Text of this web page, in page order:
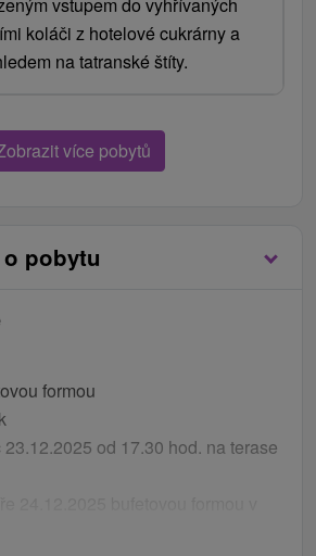
koláči z hotelové cukrárny a
na tatranské štíty.
více pobytů
pobytu
formou
od 17.30 hod. na terase